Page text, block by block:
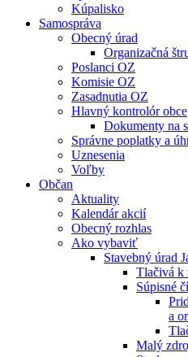
Kúpalisko
Samospráva
Obecný úrad
Organizačná
Poslanci OZ
Komisie OZ
Zasadnutia OZ
Hlavný kontrolór obce
Dokumenty na
Správne poplatky a
Uznesenia
Voľby
Občan
Aktuality
Kalendár akcií
Obecný rozhlas
Ako vybaviť
Stavebný úrad
Tlačivá k
Súpisné
a
Malý